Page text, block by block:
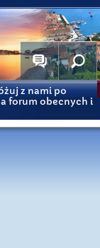
z nami po
forum obecnych i